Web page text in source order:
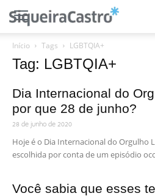
Início Tags LGBTQIA+
Tag: LGBTQIA+
Dia Internacional do
por que 28 de junho?
28 de junho de 2020
Hoje é o Dia Internacional do Orgulho
escolhida por conta de um episódio
Você sabia que esses